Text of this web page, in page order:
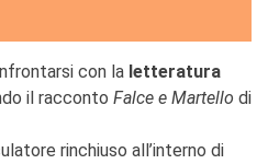
con la letteratura
il racconto Falce e Martello di
rinchiuso all’interno di